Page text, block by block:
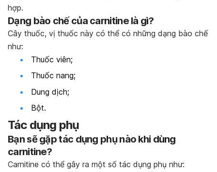
hợp.
Dạng bào chế của carnitine là gì?
Cây thuốc, vị thuốc này có thể có những dạng bào chế
như:
Thuốc viên;
Thuốc nang;
Dung dịch;
Bột.
Tác dụng phụ
Bạn sẽ gặp tác dụng phụ nào khi dùng
carnitine?
Carnitine có thể gây ra một số tác dụng phụ như: